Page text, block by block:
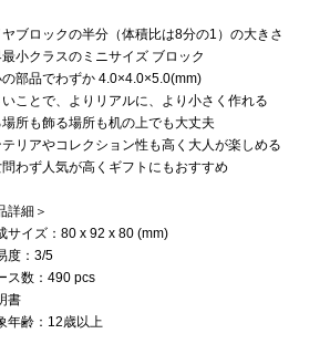
ブロックの半分（体積比は8分の1）の大きさ
小クラスのミニサイズ ブロック
の部品でわずか 4.0×4.0×5.0(mm)
ことで、よりリアルに、より小さく作れる
所も飾る場所も机の上でも大丈夫
リアやコレクション性も高く大人が楽しめる
わず人気が高くギフトにもおすすめ
詳細＞
サイズ：80 x 92 x 80 (mm)
度：3/5
ス数：490 pcs
書
年齢：12歳以上